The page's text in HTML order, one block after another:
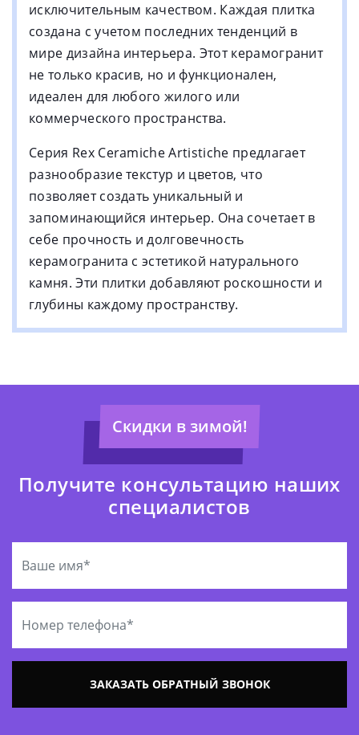
исключительным качеством. Каждая плитка
создана с учетом последних тенденций в
мире дизайна интерьера. Этот керамогранит
не только красив, но и функционален,
идеален для любого жилого или
коммерческого пространства.
Серия Rex Ceramiche Artistiche предлагает
разнообразие текстур и цветов, что
позволяет создать уникальный и
запоминающийся интерьер. Она сочетает в
себе прочность и долговечность
керамогранита с эстетикой натурального
камня. Эти плитки добавляют роскошности и
глубины каждому пространству.
Получите консультацию наших
специалистов
Скидки в зимой!
ЗАКАЗАТЬ ОБРАТНЫЙ ЗВОНОК